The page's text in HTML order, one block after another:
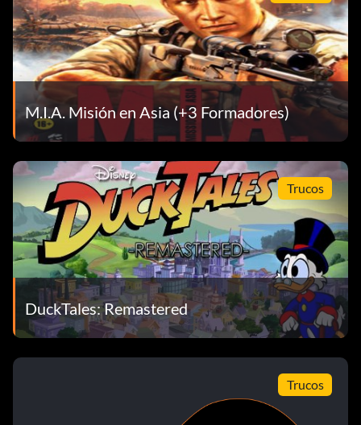
M.I.A. Misión en Asia (+3 Formadores)
Trucos
DuckTales: Remastered
Trucos